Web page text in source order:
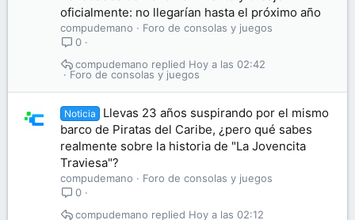
oficialmente: no llegarían hasta el próximo año
compudemano
Foro de consolas y juegos
0
Foro de consolas y juegos
Hoy a las 02:42
compudemano
Noticia
Llevas 23 años suspirando por el mismo
barco de Piratas del Caribe, ¿pero qué sabes
realmente sobre la historia de "La Jovencita
Traviesa"?
compudemano
Foro de consolas y juegos
0
Hoy a las 02:12
compudemano